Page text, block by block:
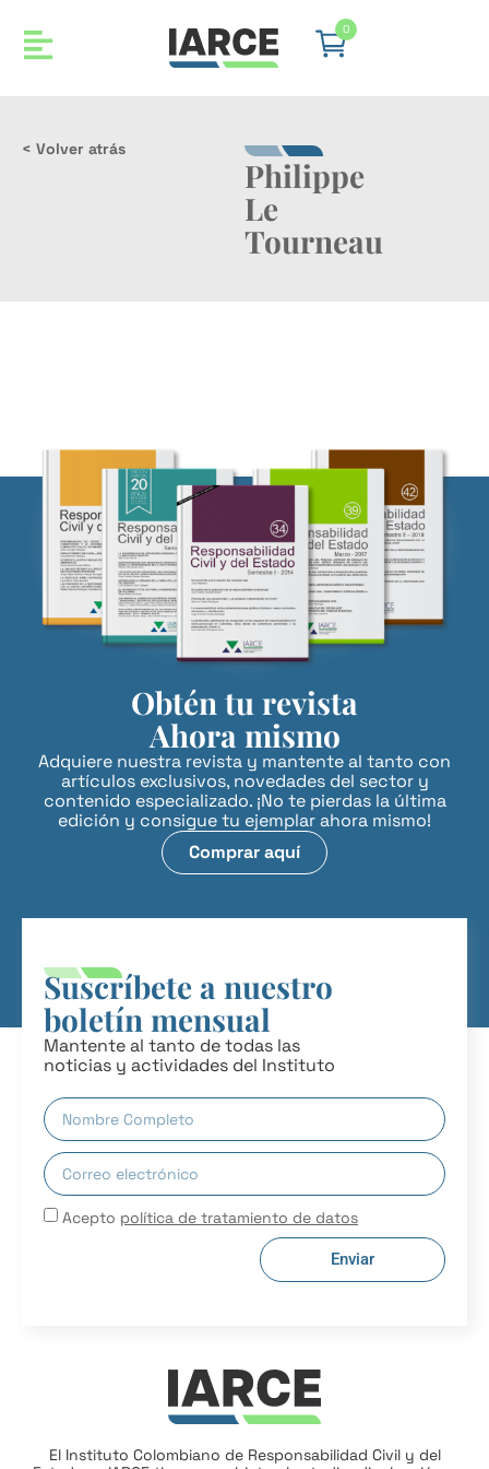
0
< Volver atrás
Philippe
Le
Tourneau
Obtén tu revista
Ahora mismo
Adquiere nuestra revista y mantente al tanto con
artículos exclusivos, novedades del sector y
contenido especializado. ¡No te pierdas la última
edición y consigue tu ejemplar ahora mismo!
Comprar aquí
Suscríbete a nuestro
boletín mensual
Mantente al tanto de todas las
noticias y actividades del Instituto
Acepto política de tratamiento de datos
Enviar
El Instituto Colombiano de Responsabilidad Civil y del